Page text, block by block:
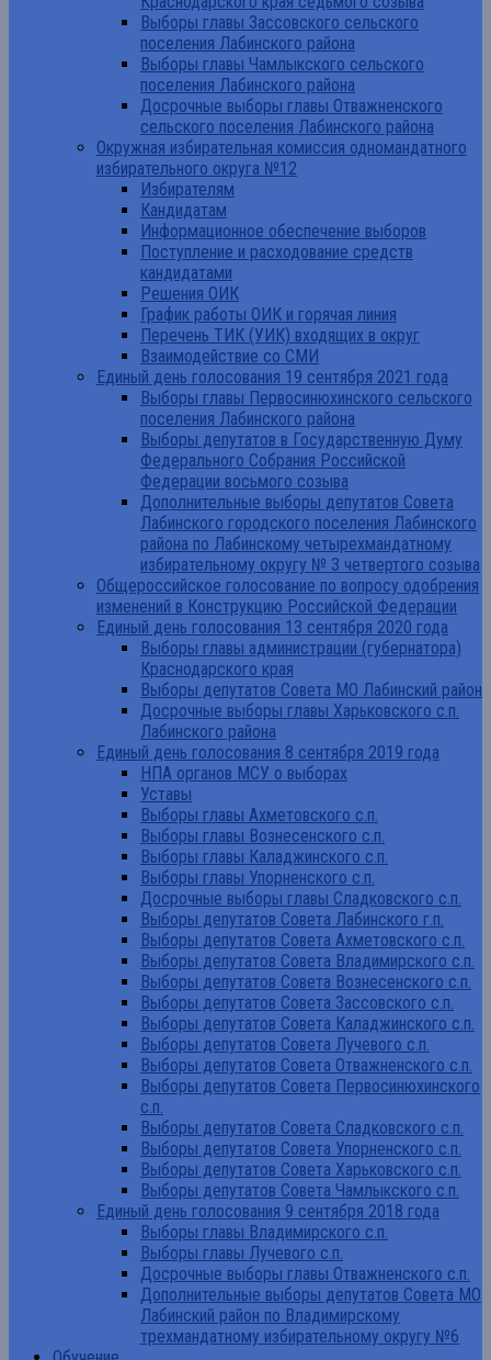
Выборы главы Зассовского сельского
поселения Лабинского района
Выборы главы Чамлыкского сельского
поселения Лабинского района
Досрочные выборы главы Отважненского
сельского поселения Лабинского района
Окружная избирательная комиссия одномандатного
избирательного округа №12
Избирателям
Кандидатам
Информационное обеспечение выборов
Поступление и расходование средств
кандидатами
Решения ОИК
График работы ОИК и горячая линия
Перечень ТИК (УИК) входящих в округ
Взаимодействие со СМИ
Единый день голосования 19 сентября 2021 года
Выборы главы Первосинюхинского сельского
поселения Лабинского района
Выборы депутатов в Государственную Думу
Федерального Собрания Российской
Федерации восьмого созыва
Дополнительные выборы депутатов Совета
Лабинского городского поселения Лабинского
района по Лабинскому четырехмандатному
избирательному округу № 3 четвертого созыва
Общероссийское голосование по вопросу одобрения
изменений в Конструкцию Российской Федерации
Единый день голосования 13 сентября 2020 года
Выборы главы администрации (губернатора)
Краснодарского края
Выборы депутатов Совета МО Лабинский район
Досрочные выборы главы Харьковского с.п.
Лабинского района
Единый день голосования 8 сентября 2019 года
НПА органов МСУ о выборах
Уставы
Выборы главы Ахметовского с.п.
Выборы главы Вознесенского с.п.
Выборы главы Каладжинского с.п.
Выборы главы Упорненского с.п.
Досрочные выборы главы Сладковского с.п.
Выборы депутатов Совета Лабинского г.п.
Выборы депутатов Совета Ахметовского с.п.
Выборы депутатов Совета Владимирского с.п.
Выборы депутатов Совета Вознесенского с.п.
Выборы депутатов Совета Зассовского с.п.
Выборы депутатов Совета Каладжинского с.п.
Выборы депутатов Совета Лучевого с.п.
Выборы депутатов Совета Отважненского с.п.
Выборы депутатов Совета Первосинюхинского
с.п.
Выборы депутатов Совета Сладковского с.п.
Выборы депутатов Совета Упорненского с.п.
Выборы депутатов Совета Харьковского с.п.
Выборы депутатов Совета Чамлыкского с.п.
Единый день голосования 9 сентября 2018 года
Выборы главы Владимирского с.п.
Выборы главы Лучевого с.п.
Досрочные выборы главы Отважненского с.п.
Дополнительные выборы депутатов Совета МО
Лабинский район по Владимирскому
трехмандатному избирательному округу №6